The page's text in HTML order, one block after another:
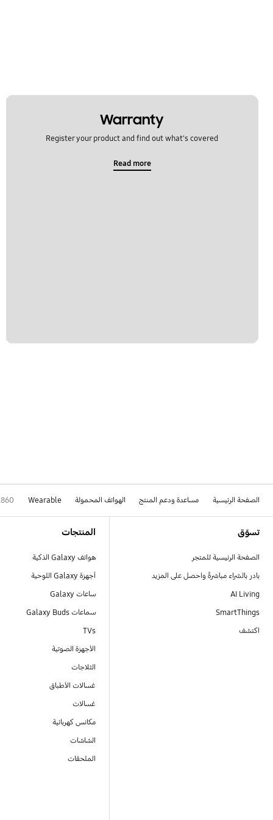
Warranty
Register your product and find out what's covered
Read more
الصفحة الرئيسية مساعدة ودعم المنتج الهواتف المحمولة Wearable
تسوّق
الصفحة الرئيسية للمتجر
بادر بالشراء مباشرةً واحصل على المزيد
AI Living
SmartThings
اكتشف
المنتجات
هواتف Galaxy الذكية
أجهزة Galaxy اللوحية
ساعات Galaxy
سماعات Galaxy Buds
TVs
الأجهزة الصوتية
الثلاجات
غسالات الأطباق
غسالات
مكانس كهربائية
الشاشات
الملحقات